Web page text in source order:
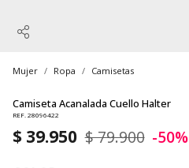
Mujer Ropa Camisetas
Camiseta Acanalada Cuello Halter
REF. 28096422
$ 39.950 $ 79.900 -50%